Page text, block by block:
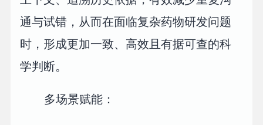
通与试错，从而在面临复杂药物研发问题
时，形成更加一致、高效且有据可查的科
学判断。
多场景赋能：